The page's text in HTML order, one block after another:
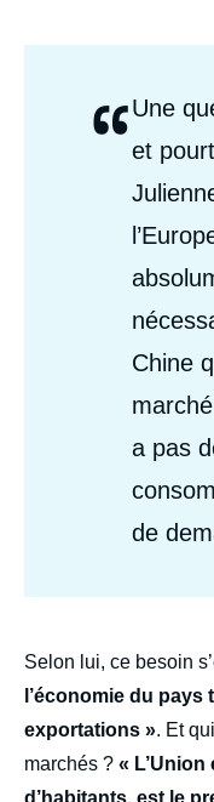
“Auteurs
Une
et
Chine
a pas
de
body
Selon lui, ce besoin
l’économie du
exportations ». Et
marchés ? «
d’habitants, est le